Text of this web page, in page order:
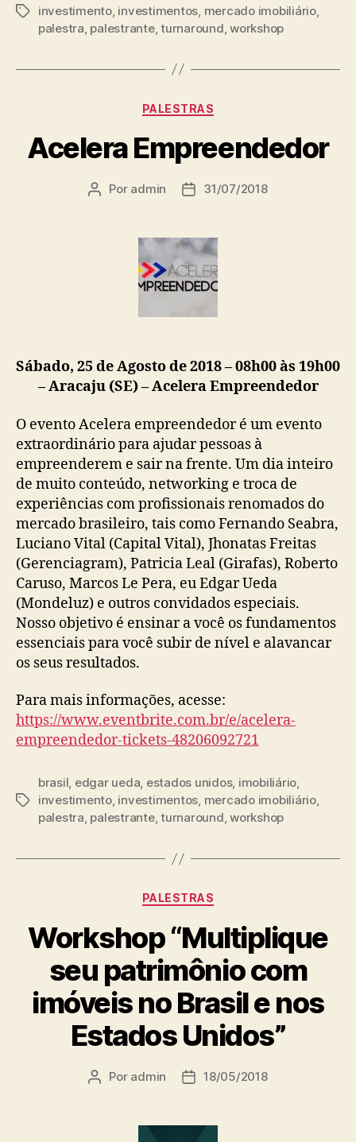
investimento, investimentos mercado imobiliário,
palestra palestrante,turnaround ,workshop
PALESTRAS
Acelera Empreendedor
Por admin 31/07/2018
Sábado, 25 de Agosto de 2018 – 08h00 às 19h00
– Aracaju (SE) – Acelera Empreendedor
O evento Acelera empreendedor é um evento
extraordinário para ajudar pessoas à
empreenderem e sair na frente. Um dia inteiro
de muito conteúdo, networking e troca de
experiências com profissionais renomados do
mercado brasileiro, tais como Fernando Seabra,
Luciano Vital (Capital Vital), Jhonatas Freitas
(Gerenciagram), Patricia Leal (Girafas), Roberto
Caruso, Marcos Le Pera, eu Edgar Ueda
(Mondeluz) e outros convidados especiais.
Nosso objetivo é ensinar a você os fundamentos
essenciais para você subir de nível e alavancar
os seus resultados.
Para mais informações, acesse:
https://www.eventbrite.com.br/e/acelera-
empreendedor-tickets-48206092721
brasil, edgar ueda, estados unidos, imobiliário,
investimento, investimentos, mercado imobiliário,
palestra, palestrante,turnaround,workshop
PALESTRAS
Workshop “Multiplique
seu patrimônio com
imóveis no Brasil e nos
Estados Unidos”
Por admin 18/05/2018